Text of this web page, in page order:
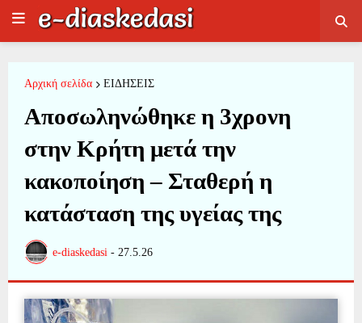
Αρχική σελίδα ΕΙΔΗΣΕΙΣ
Αποσωληνώθηκε η 3χρονη
στην Κρήτη μετά την
κακοποίηση – Σταθερή η
κατάσταση της υγείας της
e-diaskedasi - 27.5.26